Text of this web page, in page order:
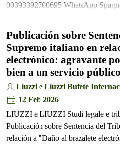
00393392700695 WhatsApp
Publicación sobre
Supremo italiano en
electrónico: agravante
bien a un servicio
Liuzzi e Liuzzi Bufete
12 Feb 2026
LIUZZI e LIUZZI Studi legale e
Publicación sobre Sentencia del
relación a "Daño al brazalete